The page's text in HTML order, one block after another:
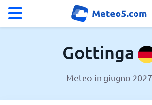
Meteo a Gottinga
Gottinga
Meteo in giugno 2027